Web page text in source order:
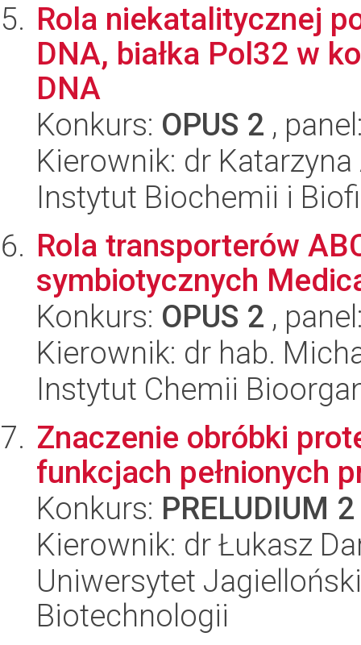
Rola niekatalitycznej
DNA, białka Pol32 w
DNA
Konkurs: OPUS 2 ,
Kierownik: dr
Instytut Biochemii i
Rola transporterów
symbiotycznych
Konkurs: OPUS 2 ,
Kierownik: dr hab.
Instytut Chemii
Znaczenie obróbki
funkcjach pełnionych
Konkurs: PRELUDIUM 2
Kierownik: dr Łukasz
Uniwersytet
Biotechnologii